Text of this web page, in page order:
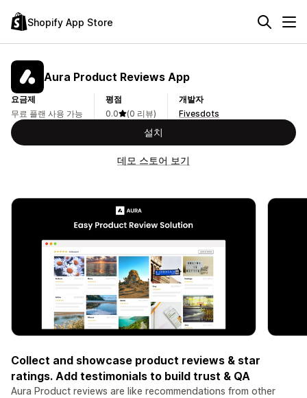
Shopify App Store
Aura Product Reviews App
요금제
무료 플랜 사용 가능
평점
0.0
(0 리뷰)
개발자
Fivesdots
설치
데모 스토어 보기
Collect and showcase product reviews & star
ratings. Add testimonials to build trust & QA
Aura Product reviews are like recommendations from other